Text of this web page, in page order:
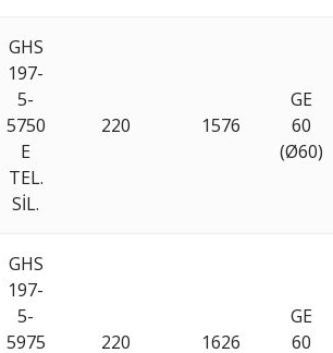
GHS
197-
5-
5750
E
TEL.
SİL.
220 1576
GE
60
(Ø60)
GHS
197-
5-
5975
220 1626
GE
60